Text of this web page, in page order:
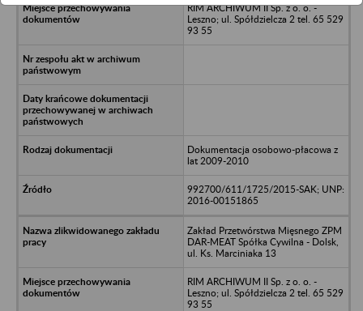
RIM ARCHIWUM II Sp. z o. o. -
Leszno; ul. Spółdzielcza 2 tel. 65 529
93 55
Dokumentacja osobowo-płacowa z
lat 2009-2010
992700/611/1725/2015-SAK; UNP:
2016-00151865
Zakład Przetwórstwa Mięsnego ZPM
DAR-MEAT Spółka Cywilna - Dolsk,
ul. Ks. Marciniaka 13
RIM ARCHIWUM II Sp. z o. o. -
Leszno; ul. Spółdzielcza 2 tel. 65 529
93 55